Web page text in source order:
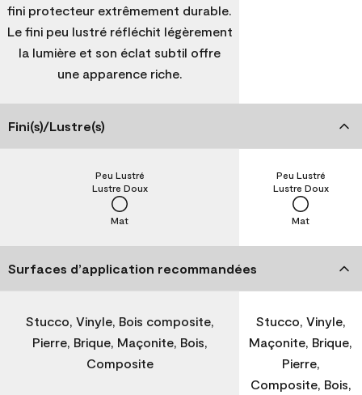
fini protecteur extrêmement durable.
Le fini peu lustré réfléchit légèrement
la lumière et son éclat subtil offre
une apparence riche.
Fini(s)/Lustre(s)
Mat
Lustre Doux
Peu Lustré
Mat
Lustre Doux
Peu Lustré
Surfaces d’application recommandées
Stucco, Vinyle, Bois composite,
Pierre, Brique, Maçonite, Bois,
Composite
Stucco, Vinyle,
Maçonite, Brique,
Pierre,
Composite, Bois,